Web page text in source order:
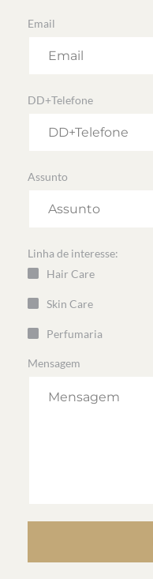
Email
DD+Telefone
Assunto
Linha de interesse:
Hair Care
Skin Care
Perfumaria
Mensagem